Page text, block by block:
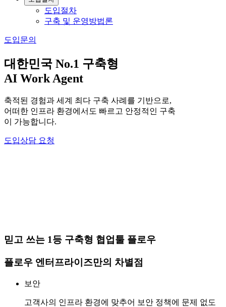
도입절차
구축 및 운영방법론
도입문의
대한민국 No.1 구축형
AI Work Agent
축적된 경험과 세계 최다 구축 사례를 기반으로,
어떠한 인프라 환경에서도 빠르고 안정적인 구축
이 가능합니다.
도입상담 요청
믿고 쓰는 1등 구축형 협업툴 플로우
플로우 엔터프라이즈만의 차별점
보안
고객사의 인프라 환경에 맞추어 보안 정책에 문제 없도